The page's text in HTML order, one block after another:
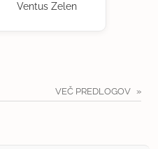
Ventus Zelen
VEČ PREDLOGOV